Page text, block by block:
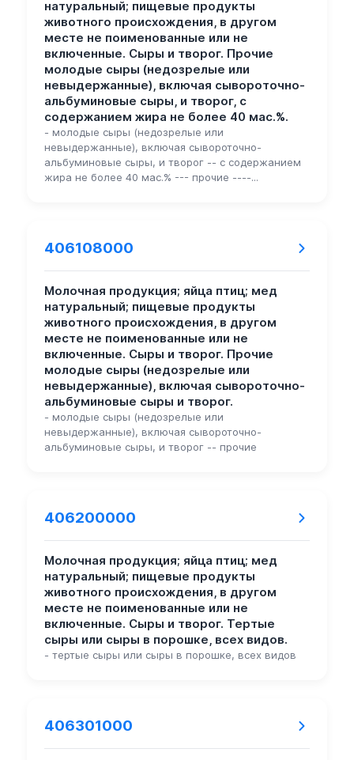
натуральный; пищевые продукты
животного происхождения, в другом
месте не поименованные или не
включенные. Сыры и творог. Прочие
молодые сыры (недозрелые или
невыдержанные), включая сывороточно-
альбуминовые сыры, и творог, с
содержанием жира не более 40 мас.%.
- молодые сыры (недозрелые или
невыдержанные), включая сывороточно-
альбуминовые сыры, и творог -- с содержанием
жира не более 40 мас.% --- прочие ----...
406108000
Молочная продукция; яйца птиц; мед
натуральный; пищевые продукты
животного происхождения, в другом
месте не поименованные или не
включенные. Сыры и творог. Прочие
молодые сыры (недозрелые или
невыдержанные), включая сывороточно-
альбуминовые сыры и творог.
- молодые сыры (недозрелые или
невыдержанные), включая сывороточно-
альбуминовые сыры, и творог -- прочие
406200000
Молочная продукция; яйца птиц; мед
натуральный; пищевые продукты
животного происхождения, в другом
месте не поименованные или не
включенные. Сыры и творог. Тертые
сыры или сыры в порошке, всех видов.
- тертые сыры или сыры в порошке, всех видов
406301000